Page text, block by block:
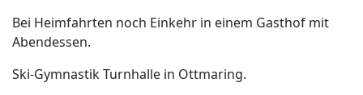
Bei Heimfahrten noch Einkehr in einem Gasthof mit
Abendessen.
Ski-Gymnastik Turnhalle in Ottmaring.